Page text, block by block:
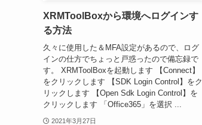
XRMToolBoxから環境へログインす
る方法
久々に使用した＆MFA設定があるので、ログ
インの仕方でちょっと戸惑ったので備忘録で
す。 XRMToolBoxを起動します 【Connect】
をクリックします 【SDK Login Control】をク
リックします 【Open Sdk Login Control】を
クリックします 「Office365」を選択 ...
2021年3月27日